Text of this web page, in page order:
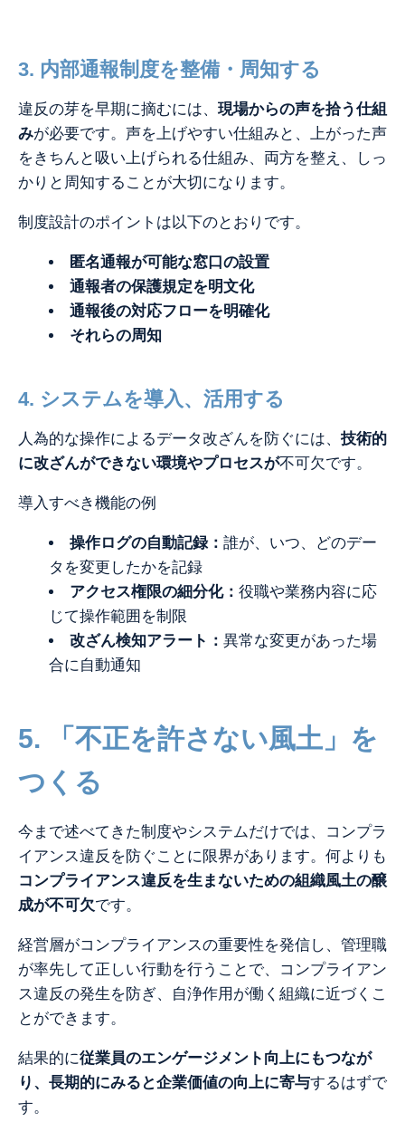
3. 内部通報制度を整備・周知する
違反の芽を早期に摘むには、 現場からの声を拾う仕組
みが必要です。声を上げやすい仕組みと、上がった声
をきちんと吸い上げられる仕組み、両方を整え、しっ
かりと周知することが大切になります。
制度設計のポイントは以下のとおりです。
匿名通報が可能な窓口の設置
通報者の保護規定を明文化
通報後の対応フローを明確化
それらの周知
4. システムを導入、活用する
人為的な操作によるデータ改ざんを防ぐには、 技術的
に改ざんができない環境やプロセスが不可欠です。
導入すべき機能の例
操作ログの自動記録： 誰が、いつ、どのデー
タを変更したかを記録
アクセス権限の細分化： 役職や業務内容に応
じて操作範囲を制限
改ざん検知アラート： 異常な変更があった場
合に自動通知
5. 「不正を許さない風土」を
つくる
今まで述べてきた制度やシステムだけでは、コンプラ
イアンス違反を防ぐことに限界があります。何よりも
コンプライアンス違反を生まないための組織風土の醸
成が不可欠です。
経営層がコンプライアンスの重要性を発信し、管理職
が率先して正しい行動を行うことで、コンプライアン
ス違反の発生を防ぎ、
自浄作用が働く組織に近づくこ
とができます。
結果的に従業員のエンゲージメント向上にもつなが
り、 長期的にみると企業価値の向上に寄与するはずで
す。